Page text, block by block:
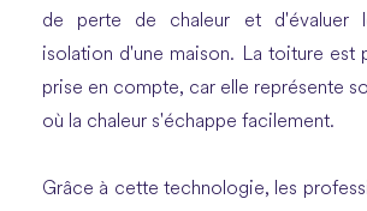
de perte de chaleur et d'évaluer
isolation d'une maison. La toiture est
prise en compte, car elle représente
où la chaleur s'échappe facilement.
Grâce à cette technologie, les